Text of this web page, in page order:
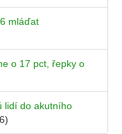
mláďat
o 17 pct, řepky o
lidí do akutního